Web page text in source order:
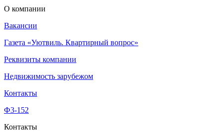
О компании
Вакансии
Газета «Уютвиль. Квартирный вопрос»
Реквизиты компании
Недвижимость зарубежом
Контакты
Ф3-152
Контакты